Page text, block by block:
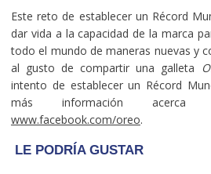
Este reto de establecer un Récord
dar vida a la capacidad de la marca
todo el mundo de maneras nuevas y
al gusto de compartir una galleta
intento de establecer un Récord
más información
www.facebook.com/oreo.